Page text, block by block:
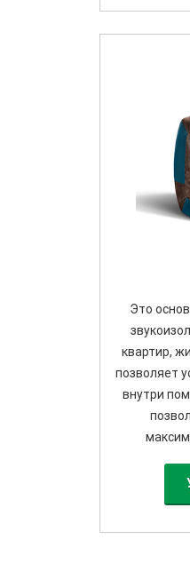
Это
квартир,
позволяет
внутри